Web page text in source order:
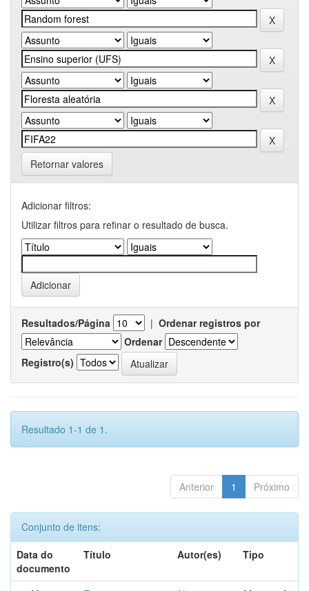
Retornar valores
Adicionar filtros:
Utilizar filtros para refinar o resultado de busca.
Resultados/Página | Ordenar registros por
Ordenar
Registro(s)
Resultado 1-1 de 1.
Anterior 1 Próximo
Conjunto de itens:
Data do
documento
Título Autor(es) Tipo